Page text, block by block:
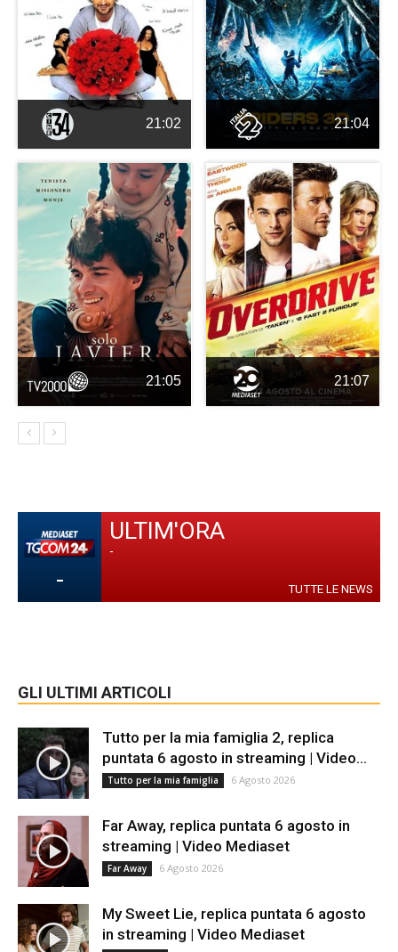
21:02 21:04
21:05 21:07
-
ULTIM'ORA
-
TUTTE LE NEWS
GLI ULTIMI ARTICOLI
Tutto per la mia famiglia 2, replica
puntata 6 agosto in streaming | Video...
Tutto per la mia famiglia 6 Agosto 2026
Far Away, replica puntata 6 agosto in
streaming | Video Mediaset
Far Away 6 Agosto 2026
My Sweet Lie, replica puntata 6 agosto
in streaming | Video Mediaset